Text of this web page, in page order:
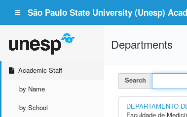
São Paulo State University (Unesp)
Academic Staff
by Name
by School
Departments
Search
DEPARTAMENTO
Faculdade de